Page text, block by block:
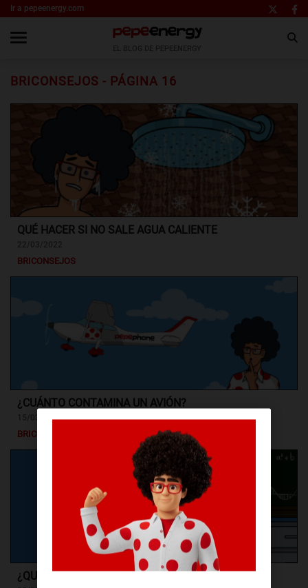
Ir a pepeenergy.com
BRICONSEJOS - PÁGINA 16
QUÉ HACER SI NO SALE AGUA CALIENTE
BRICONSEJOS
¿CUÁNTO CONTAMINA UN AVIÓN?
15/03/2022
BRICONSEJOS
¿QUÉ SON LOS COMBUSTIBLES SINTÉTICOS?